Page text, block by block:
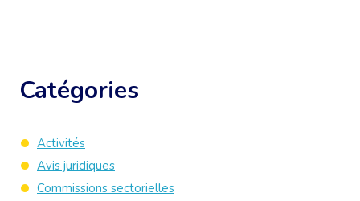
Catégories
Activités
Avis juridiques
Commissions sectorielles